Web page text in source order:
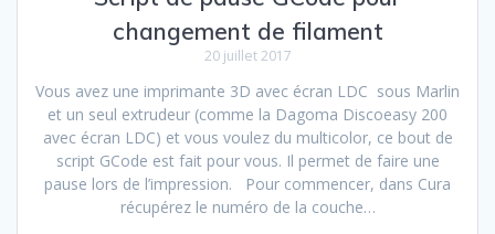
changement de filament
20 juillet 2017
Vous avez une imprimante 3D avec écran LDC sous Marlin
et un seul extrudeur (comme la Dagoma Discoeasy 200
avec écran LDC) et vous voulez du multicolor, ce bout de
script GCode est fait pour vous. Il permet de faire une
pause lors de l’impression. Pour commencer, dans Cura
récupérez le numéro de la couche…